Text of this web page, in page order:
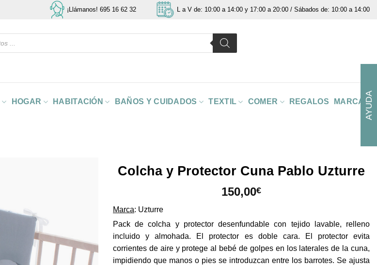
¡Llámanos! 695 16 62 32 L a V de: 10:00 a 14:00 y 17:00 a 20:00 / Sábados de: 10:00 a 14:00
HOGAR HABITACIÓN BAÑOS Y CUIDADOS TEXTIL COMER REGALOS MARCAS
Colcha y Protector Cuna Pablo Uzturre
150,00€
Marca: Uzturre
Pack de colcha y protector desenfundable con tejido lavable, relleno
incluido y almohada. El protector es doble cara. El protector evita
corrientes de aire y protege al bebé de golpes en los laterales de la cuna,
impidiendo que manos o pies se introduzcan entre los barrotes. Se ajusta
AYUDA